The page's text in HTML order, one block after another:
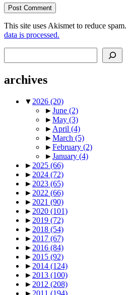
This site uses Akismet to reduce spam.
data is processed.
archives
▼ 2026 (20)
►June (2)
►May (3)
► April (4)
►March (5)
►February (2)
►January (4)
► 2025 (66)
► 2024 (72)
► 2023 (65)
► 2022 (66)
► 2021 (90)
► 2020 (101)
► 2019 (72)
► 2018 (54)
► 2017 (67)
► 2016 (84)
► 2015 (92)
► 2014 (124)
► 2013 (100)
► 2012 (208)
► 2011 (194)